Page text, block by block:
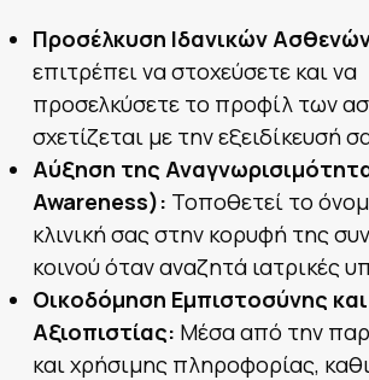
Προσέλκυση Ιδανικών
επιτρέπει να στοχεύσετε και να
προσελκύσετε το προφίλ των
σχετίζεται με την εξειδίκευσή
Αύξηση της
Awareness): Τοποθετεί το
κλινική σας στην κορυφή της
κοινού όταν αναζητά ιατρικές
Οικοδόμηση Εμπιστοσύνης και
Αξιοπιστίας: Μέσα από την
και χρήσιμης πληροφορίας,